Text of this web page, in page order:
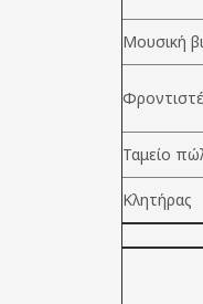
Μουσική
Ταμείο
Κλητήρας